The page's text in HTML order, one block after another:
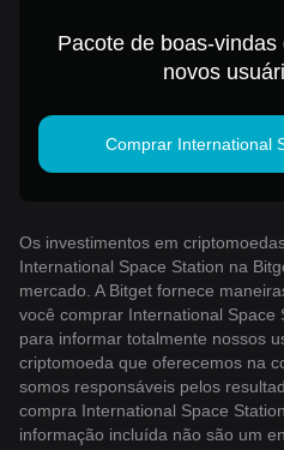
Pacote de boas-vindas
novos
Comprar International
Os investimentos em
International Space Station na
mercado. A Bitget fornece
você comprar International Space
para informar totalmente nossos
criptomoeda que oferecemos na
somos responsáveis ​​pelos
compra International Space
informação incluída não são um